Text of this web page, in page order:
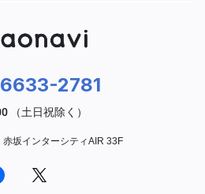
2781
坂インターシティAIR 33F